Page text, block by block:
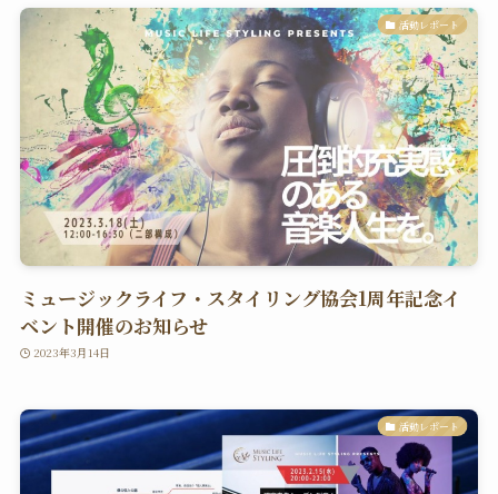
活動レポート
ミュージックライフ・スタイリング協会1周年記念イ
ベント開催のお知らせ
2023年3月14日
活動レポート